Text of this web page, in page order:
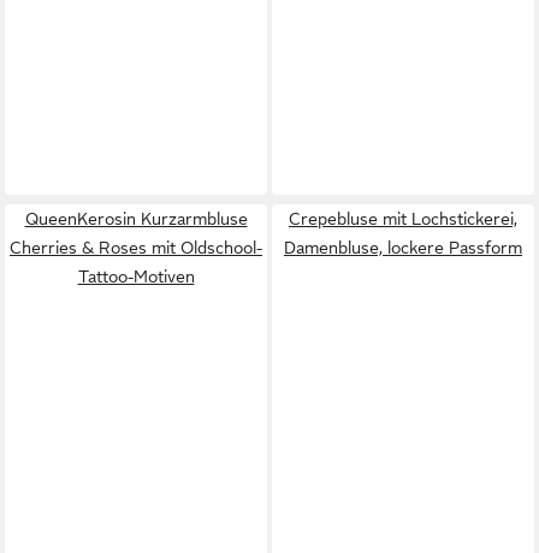
QueenKerosin Kurzarmbluse
Cherries & Roses mit Oldschool-
Tattoo-Motiven
Crepebluse mit Lochstickerei,
Damenbluse, lockere Passform